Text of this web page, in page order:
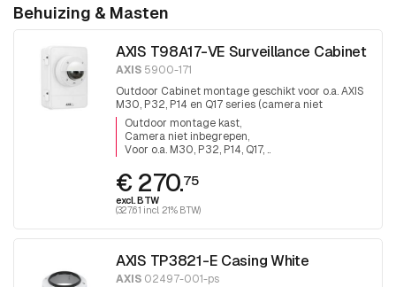
Behuizing & Masten
AXIS T98A17-VE Surveillance Cabinet
AXIS 5900-171
Outdoor Cabinet montage geschikt voor o.a. AXIS
M30, P32, P14 en Q17 series (camera niet
inbegrepen).
Outdoor montage kast
Camera niet inbegrepen
Voor o.a. M30, P32, P14, Q17, ..
€ 270.75
excl. BTW
(327.61 incl. 21% BTW)
AXIS TP3821-E Casing White
AXIS 02497-001-ps